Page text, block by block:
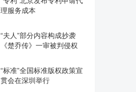
理服务成本
“夫人”部分内容构成抄袭
《楚乔传》一审被判侵权
“标准”全国标准版权政策宣
贯会在深圳举行